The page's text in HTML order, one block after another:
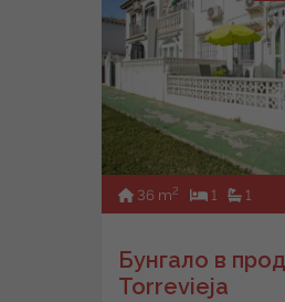
36 m2 1 1
Бунгало в
Torrevieja